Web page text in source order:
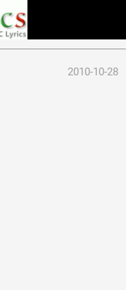
2010-10-28